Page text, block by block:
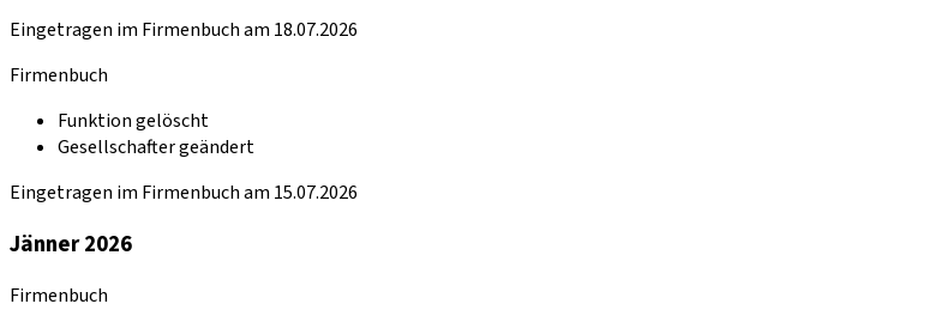
Eingetragen im Firmenbuch am 18.07.2026
Firmenbuch
Funktion gelöscht
Gesellschafter geändert
Eingetragen im Firmenbuch am 15.07.2026
Jänner 2026
Firmenbuch